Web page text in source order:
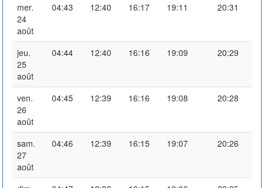
mer.
24
août
04:43 12:40 16:17 19:11 20:31
jeu.
25
août
04:44 12:40 16:16 19:09 20:29
ven.
26
août
04:45 12:39 16:16 19:08 20:28
sam.
27
août
04:46 12:39 16:15 19:07 20:26